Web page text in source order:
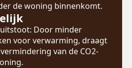
de woning binnenkomt.
Door minder
voor verwarming, draagt
van de CO2-